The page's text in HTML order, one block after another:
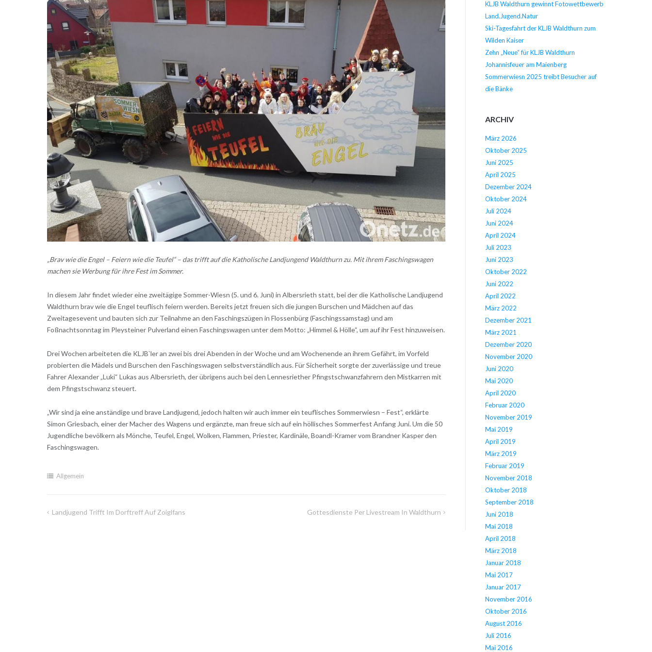
„Brav wie die Engel – Feiern wie die Teufel“ – das trifft auf die Katholische Landjungend Waldthurn zu. Mit ihrem Faschingswagen
machen sie Werbung für ihre Fest im Sommer.
In diesem Jahr findet wieder eine zweitägige Sommer-Wiesn (5. und 6. Juni) in Albersrieth statt, bei der die Katholische Landjugend
Waldthurn brav wie die Engel teuflisch feiern werden. Bereits jetzt freuen sich die jungen Burschen und Mädchen auf das
Zweitagesevent und bauten sich zur Teilnahme an den Faschingszügen in Flossenbürg (Faschingssamstag) und am
Foßnachtsonntag im Pleysteiner Pulverland einen Faschingswagen unter dem Motto: „Himmel & Hölle“, um auf ihr Fest hinzuweisen.
Drei Wochen arbeiteten die KLJB`ler an zwei bis drei Abenden in der Woche und am Wochenende an ihrem Gefährt, im Vorfeld
probierten die Mädels und Burschen den Faschingswagen selbstverständlich aus. Für Sicherheit sorgte der zuverlässige und treue
Fahrer Alexander „Luki“ Lukas aus Albersrieth, der übrigens auch bei den Lennesriether Pfingstschwanzfahrern den Mistkarren mit
dem Pfingstschwanz steuert.
„Wir sind ja eine anständige und brave Landjugend, jedoch halten wir auch immer ein teuflisches Sommerwiesn – Fest“, erklärte
Simon Griesbach, einer der Macher des Wagens und ergänzte, man freue sich auf ein höllisches Sommerfest Anfang Juni. Um die 50
Jugendliche bevölkern als Mönche, Teufel, Engel, Wolken, Flammen, Priester, Kardinäle, Boandl-Kramer vom Brandner Kasper den
Faschingswagen.
Allgemein
Beitragsnavigation
Landjugend Trifft Im Dorftreff Auf Zoiglfans Gottesdienste Per Livestream In Waldthurn
KLJB Waldthurn gewinnt Fotowettbewerb
Land.Jugend.Natur
Ski-Tagesfahrt der KLJB Waldthurn zum
Wilden Kaiser
Zehn „Neue“ für KLJB Waldthurn
Johannisfeuer am Maienberg
Sommerwiesn 2025 treibt Besucher auf
die Bänke
ARCHIV
März 2026
Oktober 2025
Juni 2025
April 2025
Dezember 2024
Oktober 2024
Juli 2024
Juni 2024
April 2024
Juli 2023
Juni 2023
Oktober 2022
Juni 2022
April 2022
März 2022
Dezember 2021
März 2021
Dezember 2020
November 2020
Juni 2020
Mai 2020
April 2020
Februar 2020
November 2019
Mai 2019
April 2019
März 2019
Februar 2019
November 2018
Oktober 2018
September 2018
Juni 2018
Mai 2018
April 2018
März 2018
Januar 2018
Mai 2017
Januar 2017
November 2016
Oktober 2016
August 2016
Juli 2016
Mai 2016